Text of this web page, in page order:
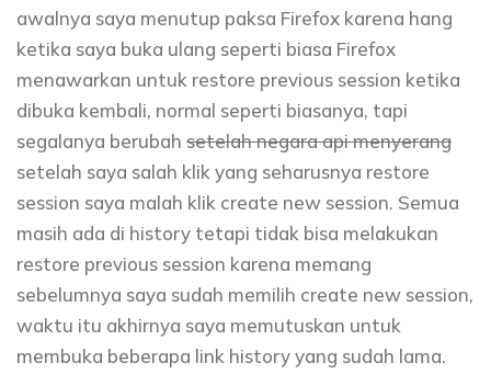
awalnya saya menutup paksa Firefox karena hang
ketika saya buka ulang seperti biasa Firefox
menawarkan untuk restore previous session ketika
dibuka kembali, normal seperti biasanya, tapi
segalanya berubah setelah negara api menyerang
setelah saya salah klik yang seharusnya restore
session saya malah klik create new session. Semua
masih ada di history tetapi tidak bisa melakukan
restore previous session karena memang
sebelumnya saya sudah memilih create new session,
waktu itu akhirnya saya memutuskan untuk
membuka beberapa link history yang sudah lama.